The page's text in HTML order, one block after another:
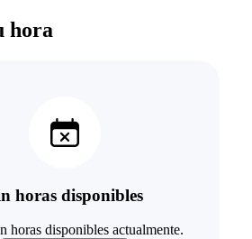
hora
horas disponibles
horas disponibles actualmente.